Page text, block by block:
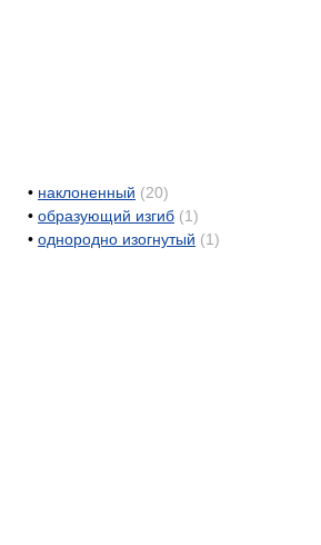
• наклоненный (20)
• образующий изгиб (1)
• однородно изогнутый (1)